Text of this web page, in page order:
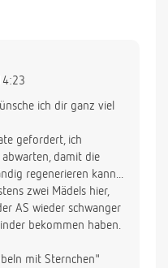
ich dir ganz viel
gefordert, ich
damit die
regenerieren kann...
zwei Mädels hier,
AS wieder schwanger
bekommen haben.
mit Sternchen"